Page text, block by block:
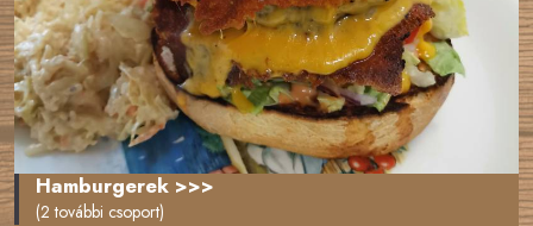
Hamburgerek >>>
(2 további csoport)